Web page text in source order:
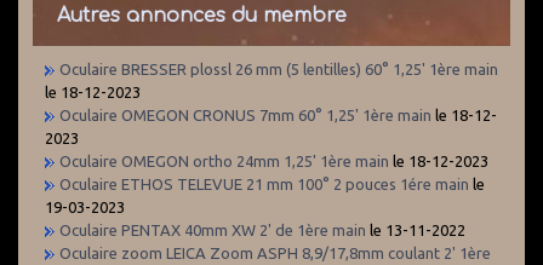
Autres annonces du membre
Oculaire BRESSER plossl 26 mm (5 lentilles) 60° 1,25' 1ère main
le 18-12-2023
Oculaire OMEGON CRONUS 7mm 60° 1,25' 1ère main le 18-12-
2023
Oculaire OMEGON ortho 24mm 1,25' 1ère main le 18-12-2023
Oculaire ETHOS TELEVUE 21 mm 100° 2 pouces 1ére main le
19-03-2023
Oculaire PENTAX 40mm XW 2' de 1ère main le 13-11-2022
Oculaire zoom LEICA Zoom ASPH 8,9/17,8mm coulant 2' 1ère